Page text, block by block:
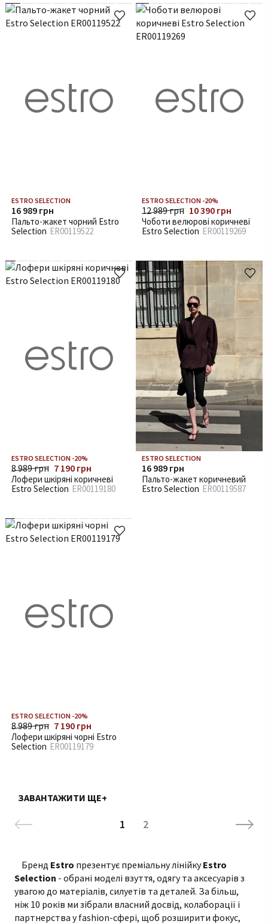
ESTRO SELECTION
16 989 грн
Пальто-жакет чорний Estro
Selection ER00119522
ESTRO SELECTION -20%
12 989 грн 10 390 грн
Чоботи велюрові коричневі
Estro Selection ER00119269
ESTRO SELECTION -20%
8 989 грн 7 190 грн
Лофери шкіряні коричневі
Estro Selection ER00119180
ESTRO SELECTION
16 989 грн
Пальто-жакет коричневий
Estro Selection ER00119587
ESTRO SELECTION -20%
8 989 грн 7 190 грн
Лофери шкіряні чорні Estro
Selection ER00119179
ЗАВАНТАЖИТИ ЩЕ
1 2
Бренд Estro презентує преміальну лінійкуEstro
Selection - обрані моделі взуття, одягу та аксесуарів з
увагою до матеріалів, силуетів та деталей. За більш,
ніж 10 років ми зібрали власний досвід, колаборації і
партнерства у fashion-сфері, щоб розширити фокус,